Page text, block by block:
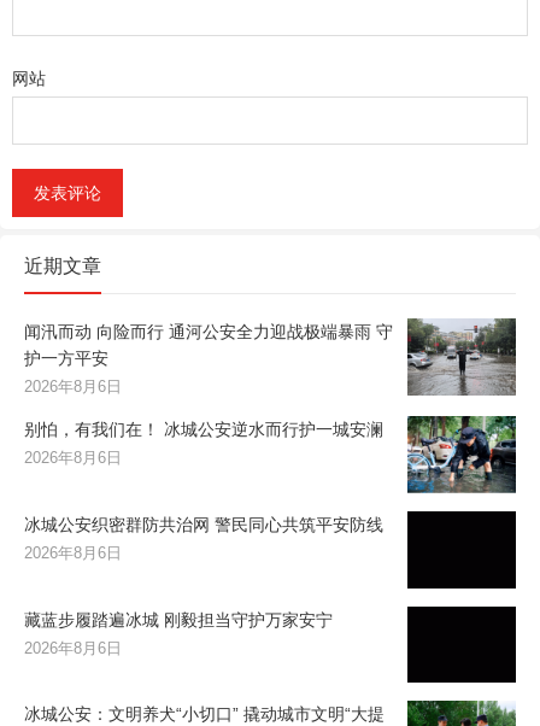
网站
近期文章
闻汛而动 向险而行 通河公安全力迎战极端暴雨 守
护一方平安
2026年8月6日
别怕，有我们在！ 冰城公安逆水而行护一城安澜
2026年8月6日
冰城公安织密群防共治网 警民同心共筑平安防线
2026年8月6日
藏蓝步履踏遍冰城 刚毅担当守护万家安宁
2026年8月6日
冰城公安：文明养犬“小切口” 撬动城市文明“大提